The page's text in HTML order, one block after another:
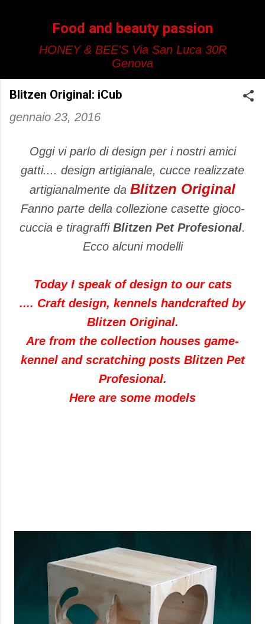
Food and beauty passion
HONEY & BEE'S Via San Luca 30R
Genova
Blitzen Original: iCub
gennaio 23, 2016
Oggi vi parlo di design per i nostri amici
gatti.... design artigianale, cucce realizzate
artigianalmente da Blitzen Original
Fanno parte della collezione casette gioco-
cuccia e tiragraffi Blitzen Pet Profesional.
Ecco alcuni modelli
Today I speak of design to our cats
.... Craft design, kennels handcrafted by
Blitzen Original.
Are from the collection houses game-
kennel and scratching posts Blitzen Pet
Profesional.
Here are some models